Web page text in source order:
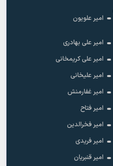
امیر علویون
امیر علی بهادری
امیر علی کریمخانی
امیر علیخانی
امیر غفارمنش
امیر فتاح
امیر فخرالدین
امیر فریدی
امیر قنبریان